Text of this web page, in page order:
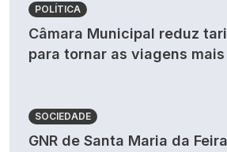
POLÍTICA
Câmara Municipal reduz
para tornar as viagens
SOCIEDADE
GNR de Santa Maria da